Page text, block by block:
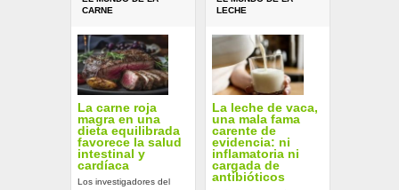
CARNE
La carne roja
magra en una
dieta equilibrada
favorece la salud
intestinal y
cardíaca
Los investigadores del
LECHE
La leche de vaca,
una mala fama
carente de
evidencia: ni
inflamatoria ni
cargada de
antibióticos